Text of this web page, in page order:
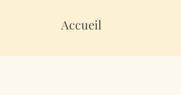
Accueil